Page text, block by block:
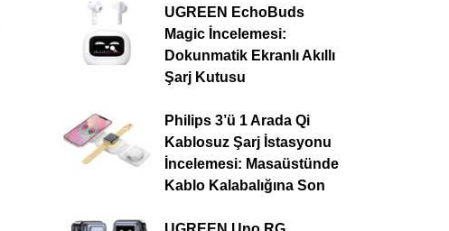
UGREEN EchoBuds
Magic İncelemesi:
Dokunmatik Ekranlı Akıllı
Şarj Kutusu
Philips 3’ü 1 Arada Qi
Kablosuz Şarj İstasyonu
İncelemesi: Masaüstünde
Kablo Kalabalığına Son